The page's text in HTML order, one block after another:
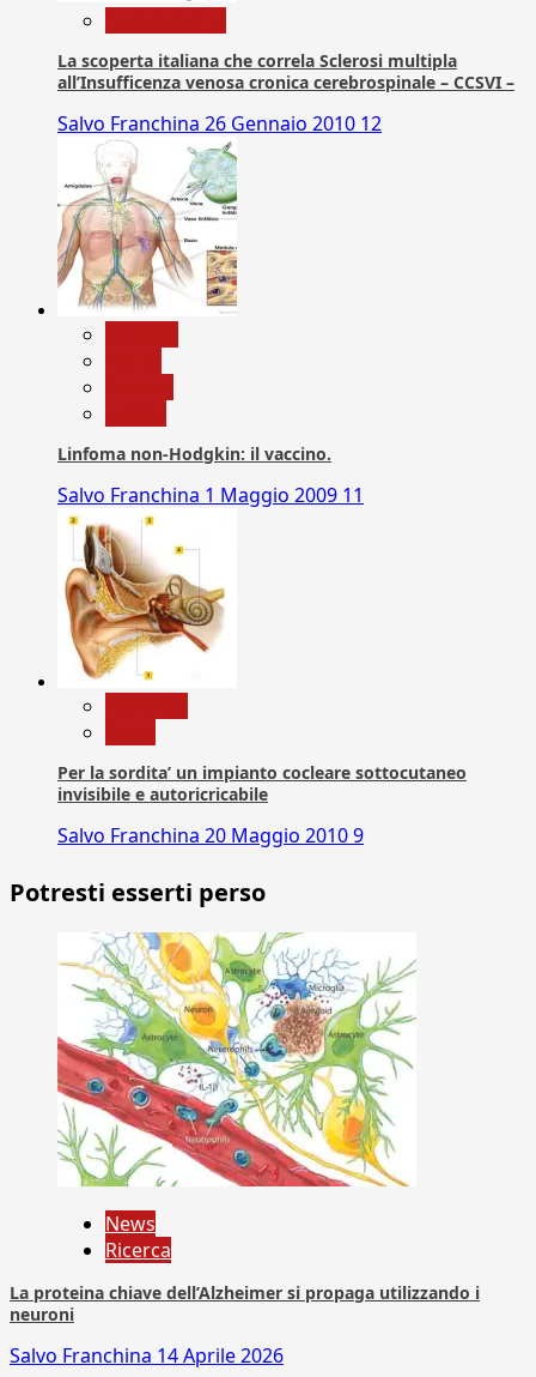
La scoperta italiana che correla Sclerosi multipla
all’Insufficenza venosa cronica cerebrospinale – CCSVI –
Salvo Franchina 26 Gennaio 2010 12
Linfoma non-Hodgkin: il vaccino.
Salvo Franchina 1 Maggio 2009 11
Per la sordita’ un impianto cocleare sottocutaneo
invisibile e autoricricabile
Salvo Franchina 20 Maggio 20109
Potresti esserti perso
News
Ricerca
La proteina chiave dell’Alzheimer si propaga utilizzando i
neuroni
Salvo Franchina 14 Aprile 2026